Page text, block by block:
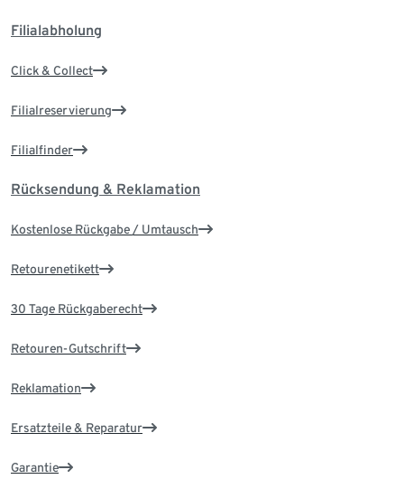
Filialabholung
Click & Collect
Filialreservierung
Filialfinder
Rücksendung & Reklamation
Kostenlose Rückgabe / Umtausch
Retourenetikett
30 Tage Rückgaberecht
Retouren-Gutschrift
Reklamation
Ersatzteile & Reparatur
Garantie